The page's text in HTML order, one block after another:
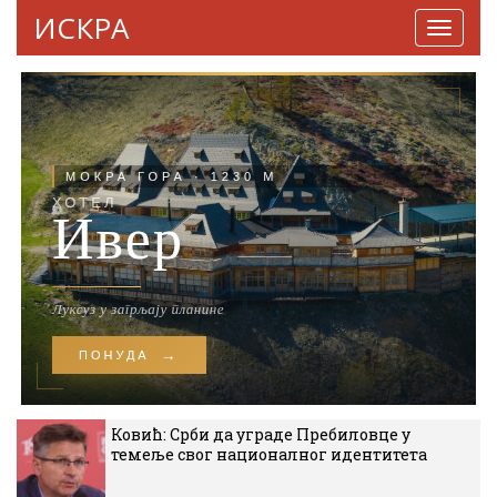
ИСКРА
Ковић: Срби да уграде Пребиловце у
темеље свог националног идентитета